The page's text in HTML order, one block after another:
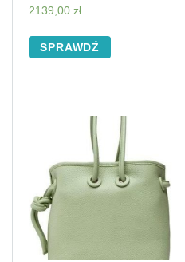
2139,00 zł
SPRAWDŹ